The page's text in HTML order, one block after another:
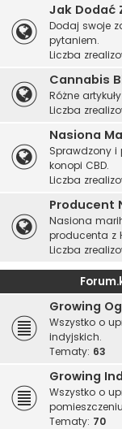
Jak Dodać
Dodaj swoje
pytaniem.
Liczba
Cannabis
Różne
Liczba
Nasiona
Sprawdzony i
konopi CBD.
Liczba
Producent
Nasiona
producenta z
Liczba
Growing
Wszystko o
indyjskich.
Tematy: 63
Growing
Wszystko o
Tematy: 70